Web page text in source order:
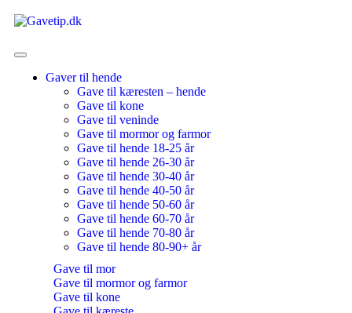
Gaver til hende
Gave til kæresten – hende
Gave til kone
Gave til veninde
Gave til mormor og farmor
Gave til hende 18-25 år
Gave til hende 26-30 år
Gave til hende 30-40 år
Gave til hende 40-50 år
Gave til hende 50-60 år
Gave til hende 60-70 år
Gave til hende 70-80 år
Gave til hende 80-90+ år
Gave til mor
Gave til mormor og farmor
Gave til kone